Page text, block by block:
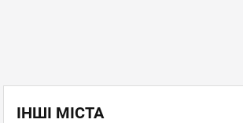
ІНШІ МІСТА